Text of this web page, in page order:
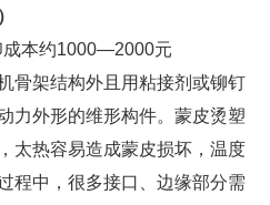
本约1000—2000元
架结构外且用粘接剂或铆钉
力外形的维形构件。蒙皮烫塑
太热容易造成蒙皮损坏，温度
程中，很多接口、边缘部分需